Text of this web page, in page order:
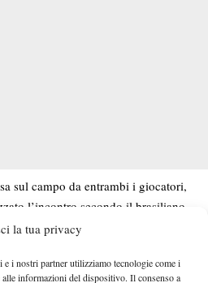
la tua privacy
i nostri partner utilizziamo tecnologie come i
alle informazioni del dispositivo. Il consenso a
sul campo da entrambi i giocatori,
l’incontro secondo il brasiliano,
molto di testa e teso, eravamo